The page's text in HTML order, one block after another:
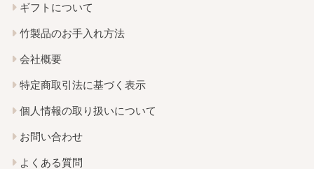
ギフトについて
竹製品のお手入れ方法
会社概要
特定商取引法に基づく表示
個人情報の取り扱いについて
お問い合わせ
よくある質問